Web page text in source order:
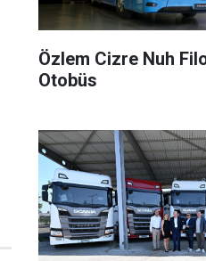
Özlem Cizre Nuh
Otobüs